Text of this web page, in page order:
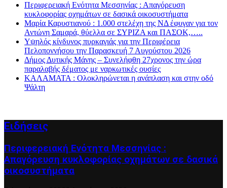
Περιφερειακή Ενότητα Μεσσηνίας : Απαγόρευση
κυκλοφορίας οχημάτων σε δασικά οικοσυστήματα
Μαρία Καρυστιανού : 1.000 στελέχη της ΝΔ έφυγαν για τον
Αντώνη Σαμαρά, θύελλα σε ΣΥΡΙΖΑ και ΠΑΣΟΚ,…..
Υψηλός κίνδυνος πυρκαγιάς για την Περιφέρεια
Πελοποννήσου την Παρασκευή 7 Αυγούστου 2026
Δήμος Δυτικής Μάνης – Συνελήφθη 27χρονος την ώρα
παραλαβής δέματος με ναρκωτικές ουσίες
ΚΑΛΑΜΑΤΑ : Ολοκληρώνεται η ανάπλαση και στην οδό
Ψάλτη
Ειδήσεις
Περιφερειακή Ενότητα Μεσσηνίας :
Απαγόρευση κυκλοφορίας οχημάτων σε δασικά
οικοσυστήματα